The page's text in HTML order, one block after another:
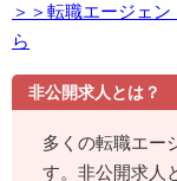
＞＞転職エージェ
ら
非公開求人とは？
多くの転職エー
す。非公開求人